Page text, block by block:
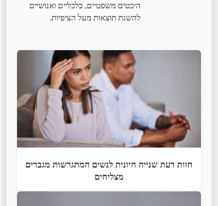
היבטים משפטיים, כלכליים ואנושיים
להשגת תוצאות מעל הציפיות.
חוות דעת שנייה חיונית לנשים המתגרשות מגברים
מצליחים